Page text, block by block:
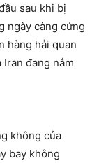
sau khi bị
ngày càng cứng
hàng hải quan
đang nắm
không của
bay không